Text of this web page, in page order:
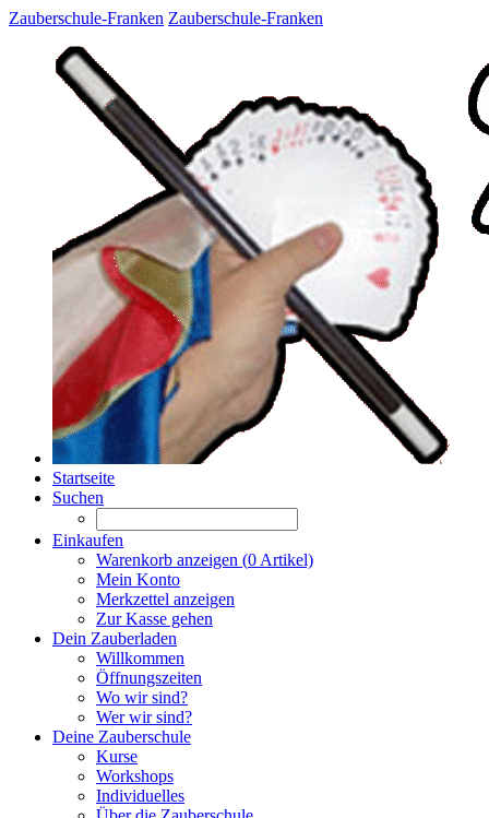
Zauberschule-Franken Zauberschule-Franken
Startseite
Suchen
Einkaufen
Warenkorb anzeigen (0 Artikel)
Mein Konto
Merkzettel anzeigen
Zur Kasse gehen
Dein Zauberladen
Willkommen
Öffnungszeiten
Wo wir sind?
Wer wir sind?
Deine Zauberschule
Kurse
Workshops
Individuelles